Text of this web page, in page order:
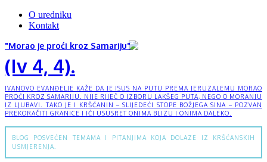
O uredniku
Kontakt
"Morao je proći kroz Samariju"
(Iv 4, 4).
IVANOVO EVANĐELJE KAŽE DA JE ISUS NA PUTU PREMA JERUZALEMU MORAO
PROĆI KROZ SAMARIJU. NIJE RIJEČ O IZBORU LAKŠEG PUTA, NEGO O MORANJU
IZ LJUBAVI. TAKO JE I KRŠĆANIN – SLIJEDEĆI STOPE BOŽJEGA SINA – POZVAN
PREKORAČITI GRANICE I IĆI USUSRET ONIMA BLIZU I ONIMA DALEKO.
BLOG POSVEĆEN TEMAMA I PITANJIMA KOJA DOLAZE IZ KRŠĆANSKIH
USMJERENJA.